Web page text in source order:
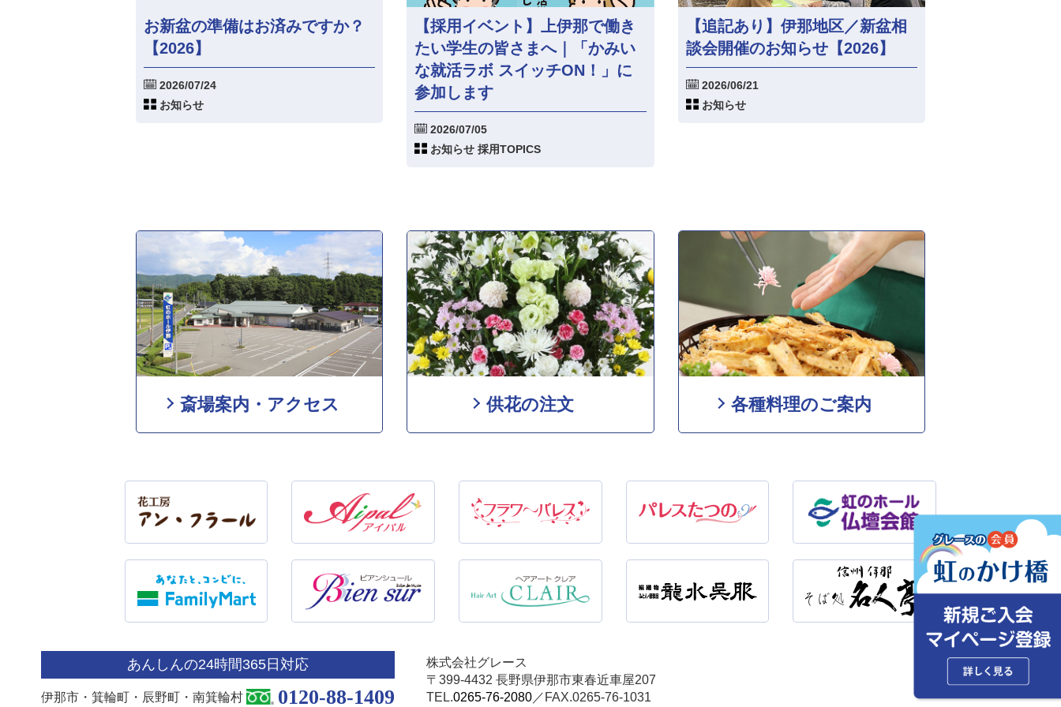
お新盆の準備はお済みですか？
【2026】
2026/07/24
お知らせ
【採用イベント】上伊那で働き
たい学生の皆さまへ｜「かみい
な就活ラボ スイッチON！」に
参加します
2026/07/05
お知らせ 採用TOPICS
【追記あり】伊那地区／新盆相
談会開催のお知らせ【2026】
2026/06/21
お知らせ
斎場案内・アクセス 供花の注文 各種料理のご案内
あんしんの24時間365日対応
伊那市・箕輪町・辰野町・南箕輪村 0120-88-1409
株式会社グレース
〒399-4432 長野県伊那市東春近車屋207
TEL.0265-76-2080／FAX.0265-76-1031